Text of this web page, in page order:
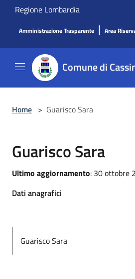
Salta al contenuto principale
Regione Lombardia
Amministrazione Trasparente | Area
Comune di
Home > Guarisco Sara
Guarisco Sara
Ultimo aggiornamento: 30 ottobre
Dati anagrafici
Guarisco Sara